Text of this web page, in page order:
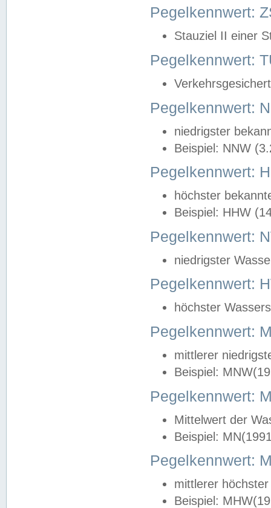
Pegelkennwert:
Stauziel II einer
Pegelkennwert:
Pegelkennwert:
niedrigster
Beispiel: NNW
Pegelkennwert:
höchster
Beispiel: HHW
Pegelkennwert:
niedrigster
Pegelkennwert:
höchster
Pegelkennwert:
mittlerer
Beispiel:
Pegelkennwert:
Mittelwert der
Beispiel:
Pegelkennwert:
mittlerer
Beispiel: